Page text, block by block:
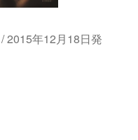
2015年12月18日発